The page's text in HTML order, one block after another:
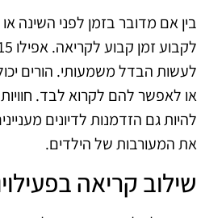
בין אם מדובר בזמן לפני השינה
לעשות הבדל משמעותי. הורים
או לאפשר להם לקרוא לבד.
להיות גם הזדמנות לדיונים
את המעורבות של הילדים.
שילוב קריאה